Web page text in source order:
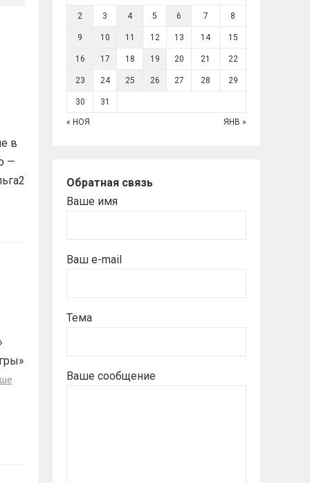
в
—
2 3 4 5 6 7 8
9 10 11 12 13 14 15
16 17 18 19 20 21 22
23 24 25 26 27 28 29
30 31
« НОЯ ЯНВ »
Обратная связь
Ваше имя
Ваш e-mail
Тема
Ваше сообщение